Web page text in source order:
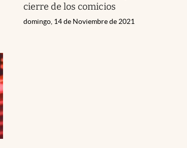
cierre de los comicios
domingo, 14 de Noviembre de 2021